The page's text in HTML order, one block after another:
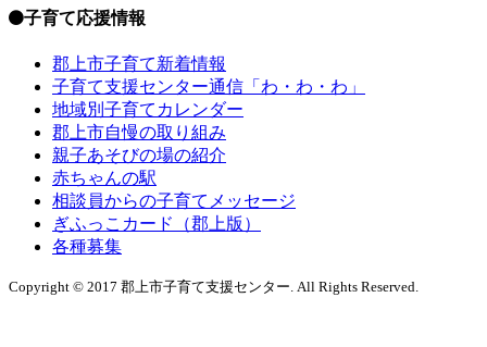
子育て応援情報
郡上市子育て新着情報
子育て支援センター通信「わ・わ・わ」
地域別子育てカレンダー
郡上市自慢の取り組み
親子あそびの場の紹介
赤ちゃんの駅
相談員からの子育てメッセージ
ぎふっこカード（郡上版）
各種募集
Copyright © 2017 郡上市子育て支援センター. All Rights Reserved.